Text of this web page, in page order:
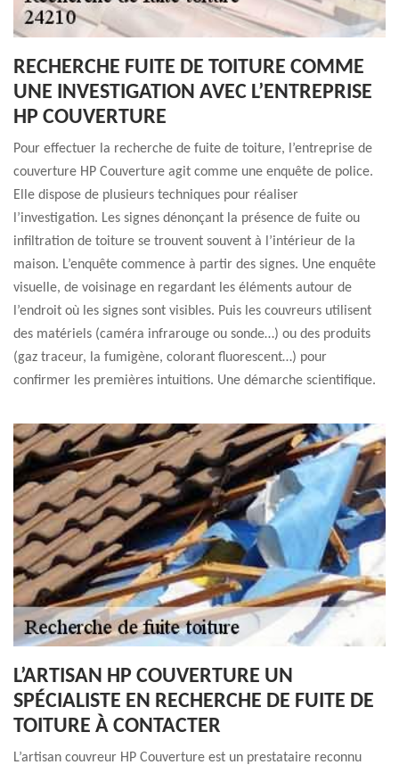
RECHERCHE FUITE DE TOITURE COMME
UNE INVESTIGATION AVEC L’ENTREPRISE
HP COUVERTURE
Pour effectuer la recherche de fuite de toiture, l’entreprise de
couverture HP Couverture agit comme une enquête de police.
Elle dispose de plusieurs techniques pour réaliser
l’investigation. Les signes dénonçant la présence de fuite ou
infiltration de toiture se trouvent souvent à l’intérieur de la
maison. L’enquête commence à partir des signes. Une enquête
visuelle, de voisinage en regardant les éléments autour de
l’endroit où les signes sont visibles. Puis les couvreurs utilisent
des matériels (caméra infrarouge ou sonde…) ou des produits
(gaz traceur, la fumigène, colorant fluorescent…) pour
confirmer les premières intuitions. Une démarche scientifique.
L’ARTISAN HP COUVERTURE UN
SPÉCIALISTE EN RECHERCHE DE FUITE DE
TOITURE À CONTACTER
L’artisan couvreur HP Couverture est un prestataire reconnu